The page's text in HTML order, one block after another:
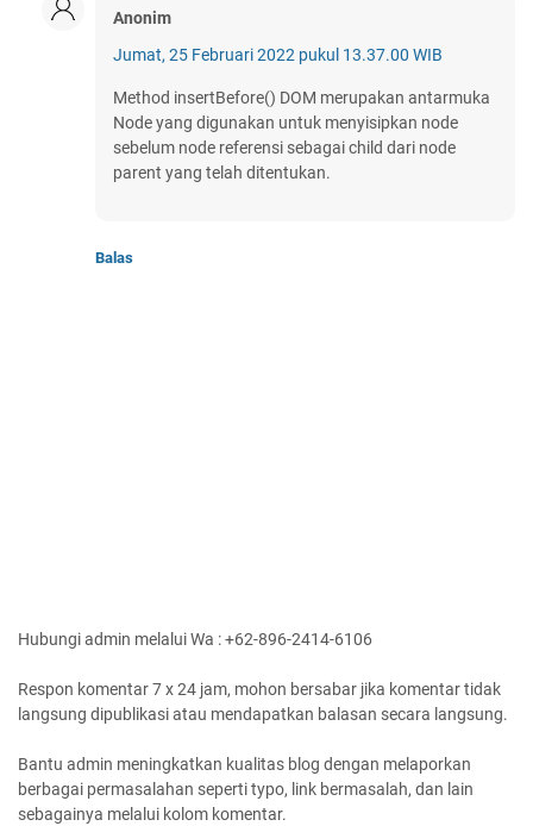
Anonim
Jumat, 25 Februari 2022 pukul 13.37.00 WIB
Method insertBefore() DOM merupakan antarmuka
Node yang digunakan untuk menyisipkan node
sebelum node referensi sebagai child dari node
parent yang telah ditentukan.
Balas
Hubungi admin melalui Wa : +62-896-2414-6106
Respon komentar 7 x 24 jam, mohon bersabar jika komentar tidak
langsung dipublikasi atau mendapatkan balasan secara langsung.
Bantu admin meningkatkan kualitas blog dengan melaporkan
berbagai permasalahan seperti typo, link bermasalah, dan lain
sebagainya melalui kolom komentar.